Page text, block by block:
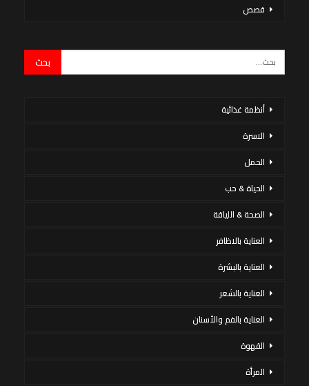
قصص
أنظمة غذائية
الاسرة
الحمل
الحياة & حب
الصحة & اللياقة
العناية بالاظافر
العناية بالبشرة
العناية بالشعر
العناية بالفم والأسنان
القهوة
المرأة